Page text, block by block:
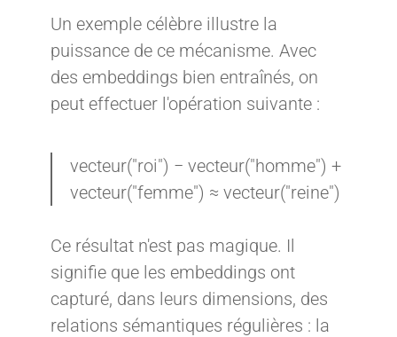
Un exemple célèbre illustre la
puissance de ce mécanisme. Avec
des embeddings bien entraînés, on
peut effectuer l'opération suivante :
vecteur("roi") − vecteur("homme") +
vecteur("femme") ≈ vecteur("reine")
Ce résultat n'est pas magique. Il
signifie que les embeddings ont
capturé, dans leurs dimensions, des
relations sémantiques régulières : la